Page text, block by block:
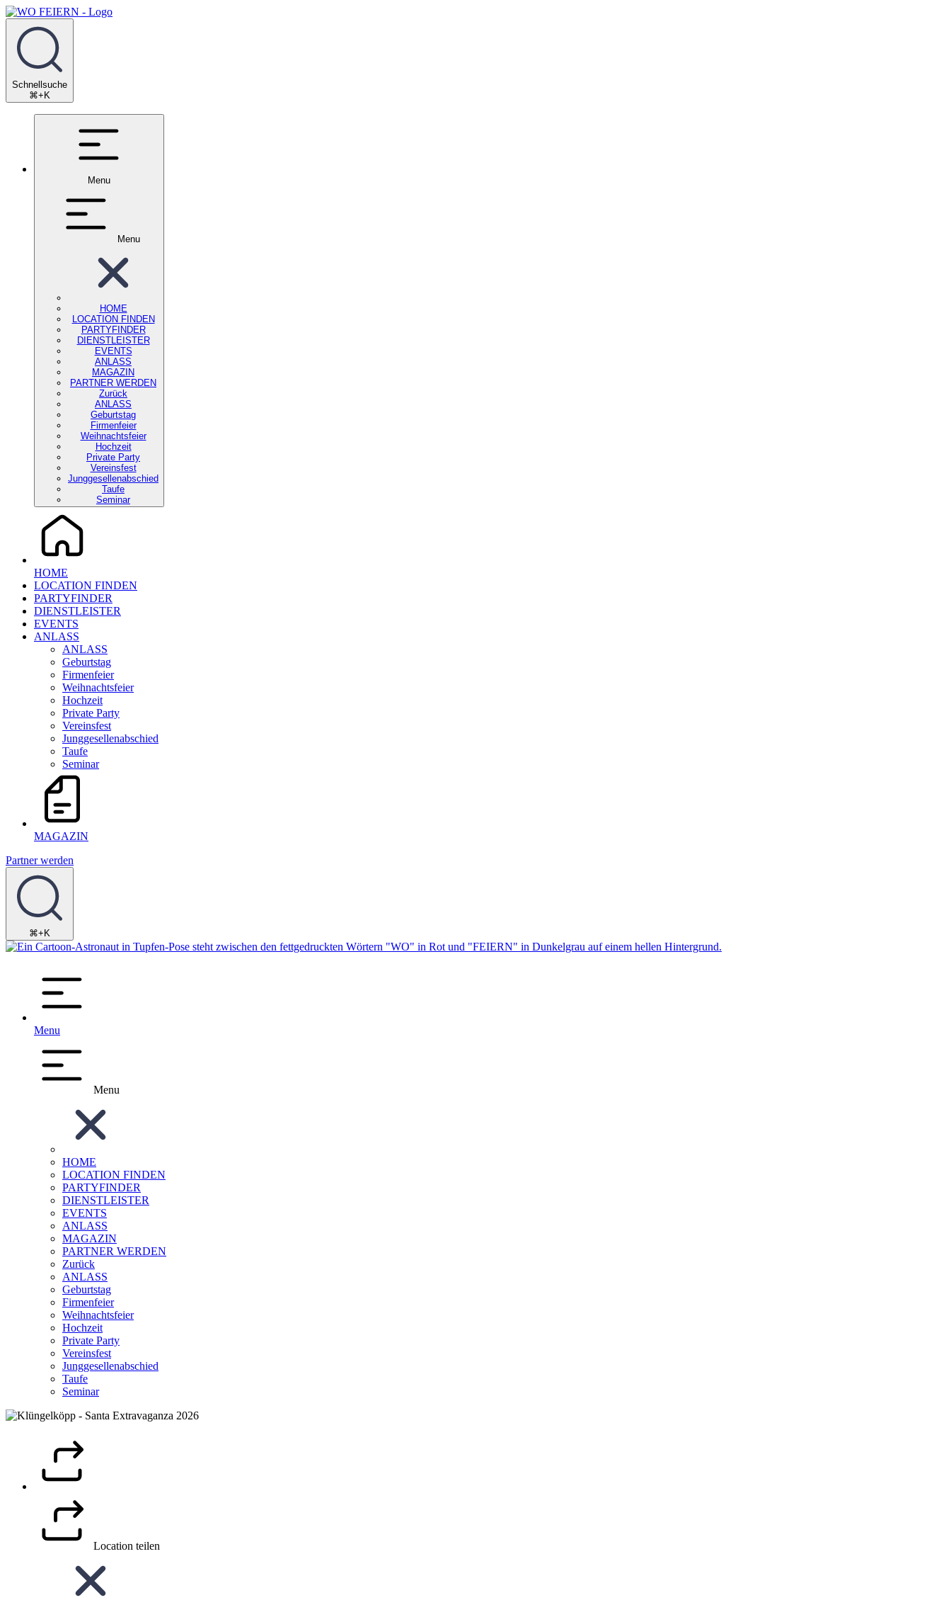
Schnellsuche
⌘+K
Menu
Menu
HOME
LOCATION FINDEN
PARTYFINDER
DIENSTLEISTER
EVENTS
ANLASS
MAGAZIN
PARTNER WERDEN
Zurück
ANLASS
Geburtstag
Firmenfeier
Weihnachtsfeier
Hochzeit
Private Party
Vereinsfest
Junggesellenabschied
Taufe
Seminar
HOME
LOCATION FINDEN
PARTYFINDER
DIENSTLEISTER
EVENTS
ANLASS
ANLASS
Geburtstag
Firmenfeier
Weihnachtsfeier
Hochzeit
Private Party
Vereinsfest
Junggesellenabschied
Taufe
Seminar
MAGAZIN
Partner werden
⌘+K
Menu
Menu
HOME
LOCATION FINDEN
PARTYFINDER
DIENSTLEISTER
EVENTS
ANLASS
MAGAZIN
PARTNER WERDEN
Zurück
ANLASS
Geburtstag
Firmenfeier
Weihnachtsfeier
Hochzeit
Private Party
Vereinsfest
Junggesellenabschied
Taufe
Seminar
Location teilen